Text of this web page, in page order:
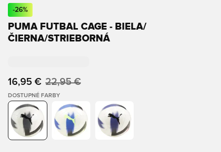
-26%
PUMA FUTBAL CAGE - BIELA/
ČIERNA/STRIEBORNÁ
16,95 € 22,95 €
DOSTUPNÉ FARBY